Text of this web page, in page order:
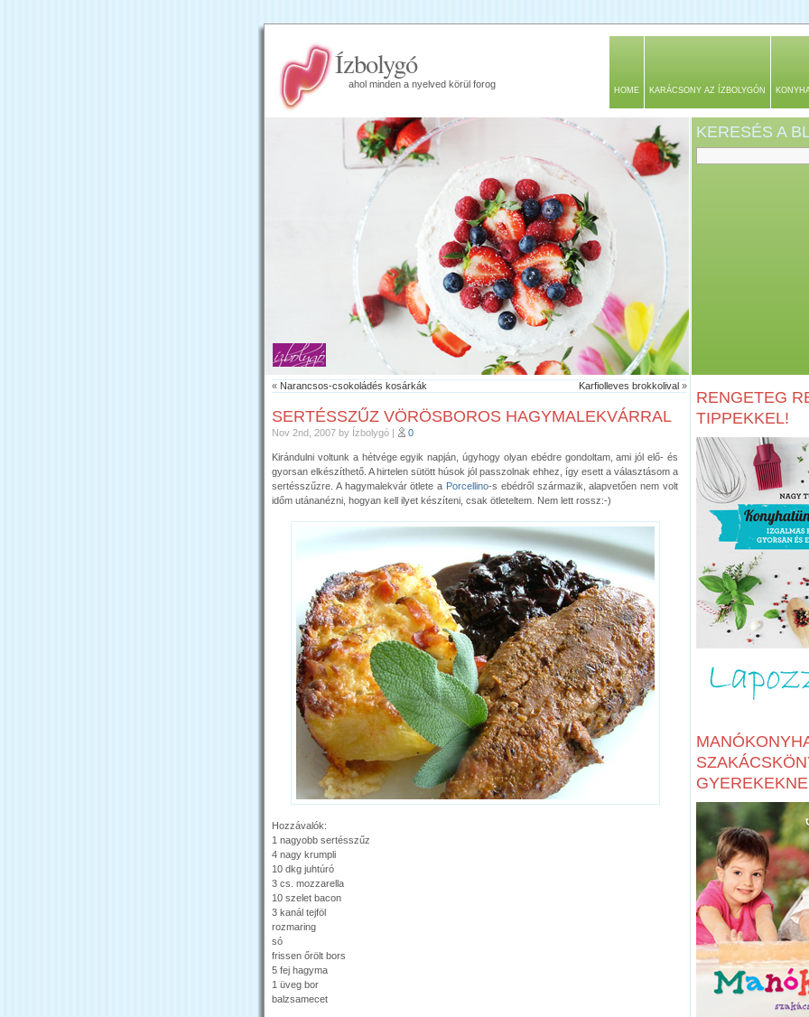
Ízbolygó
ahol minden a nyelved körül forog
HOME KARÁCSONY AZ ÍZBOLYGÓN
KERESÉS A
« Narancsos-csokoládés kosárkák Karfiolleves brokkolival »
SERTÉSSZŰZ VÖRÖSBOROS HAGYMALEKVÁRRAL
Nov 2nd, 2007 by Ízbolygó | 0
Kirándulni voltunk a hétvége egyik napján, úgyhogy olyan ebédre gondoltam, ami jól elő- és
gyorsan elkészíthető. A hirtelen sütött húsok jól passzolnak ehhez, így esett a választásom a
sertésszűzre. A hagymalekvár ötlete a Porcellino-s ebédről származik, alapvetően nem volt
időm utánanézni, hogyan kell ilyet készíteni, csak ötleteltem. Nem lett rossz:-)
Hozzávalók:
1 nagyobb sertésszűz
4 nagy krumpli
10 dkg juhtúró
3 cs. mozzarella
10 szelet bacon
3 kanál tejföl
rozmaring
só
frissen őrölt bors
5 fej hagyma
1 üveg bor
balzsamecet
RENGETEG
TIPPEKKEL!